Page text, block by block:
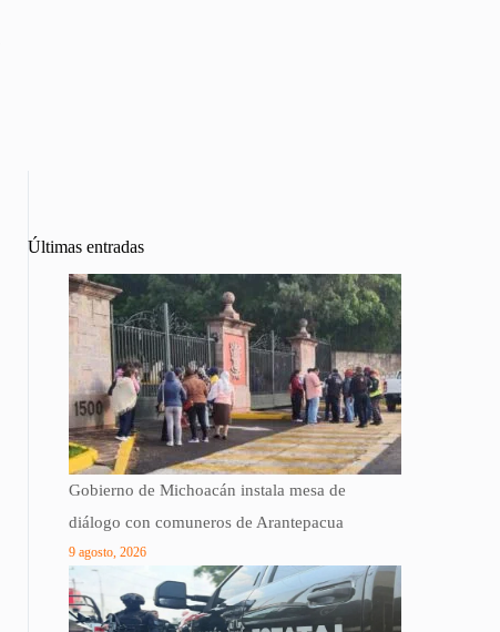
Últimas entradas
Gobierno de Michoacán instala mesa de
diálogo con comuneros de Arantepacua
9 agosto, 2026